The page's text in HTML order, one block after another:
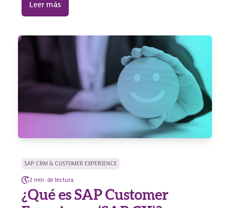
Leer más
SAP CRM & CUSTOMER EXPERIENCE
2 min. de lectura.
¿Qué es SAP Customer